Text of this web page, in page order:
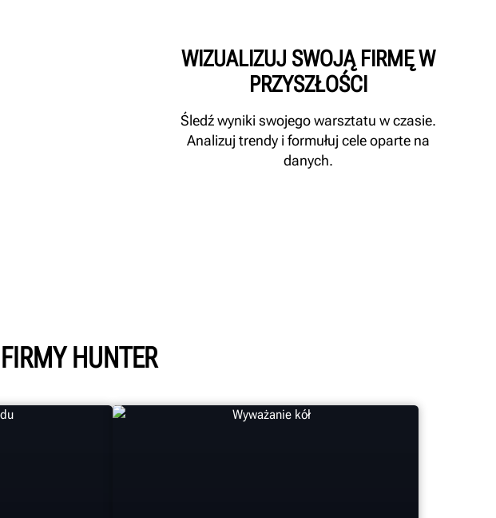
WIZUALIZUJ SWOJĄ FIRMĘ W
PRZYSZŁOŚCI
Śledź wyniki swojego warsztatu w czasie.
Analizuj trendy i formułuj cele oparte na
danych.
HUNTER